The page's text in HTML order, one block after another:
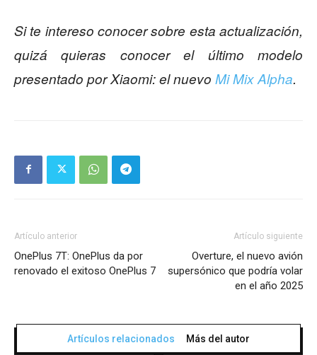
Si te intereso conocer sobre esta actualización,
quizá quieras conocer el último modelo
presentado por Xiaomi: el nuevo Mi Mix Alpha.
Artículo anterior
OnePlus 7T: OnePlus da por
renovado el exitoso OnePlus 7
Artículo siguiente
Overture, el nuevo avión
supersónico que podría volar
en el año 2025
Artículos relacionados Más del autor